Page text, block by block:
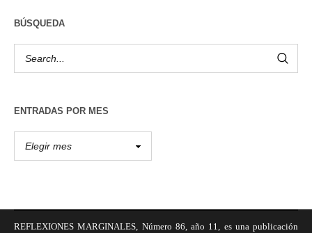
BÚSQUEDA
ENTRADAS POR MES
REFLEXIONES MARGINALES, Número 86, año 11, es una publicación